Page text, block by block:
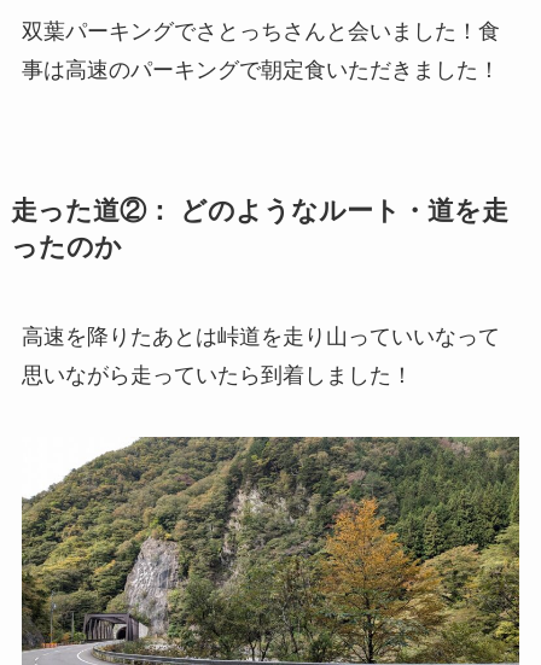
双葉パーキングでさとっちさんと会いました！食
事は高速のパーキングで朝定食いただきました！
走った道②： どのようなルート・道を走
ったのか
高速を降りたあとは峠道を走り山っていいなって
思いながら走っていたら到着しました！